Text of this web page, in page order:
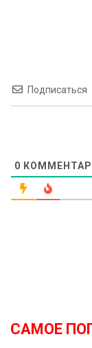
Подписаться
0
САМОЕ